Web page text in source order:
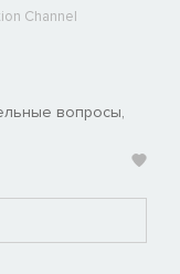
Channel
вопросы,